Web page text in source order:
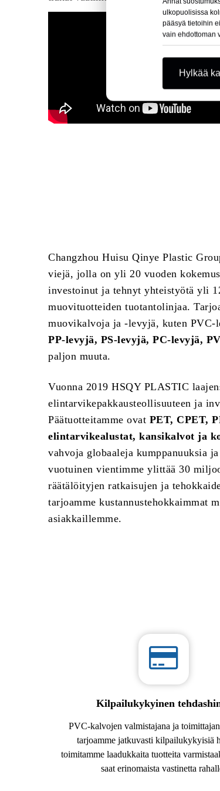
Changzhou Huisu Qinye Plastic
viejä, jolla on yli 20 vuoden
investoinut ja tehnyt yhteistyötä yli
muovituotteiden tuotantolinjaa.
muovikalvoja ja -levyjä, kuten PVC-
PP-levyjä, PS-levyjä, PC-levyjä,
paljon muuta.
Vuonna 2019 HSQY PLASTIC
elintarvikepakkausteollisuuteen ja
Päätuotteitamme ovat PET, CPET,
elintarvikealustat, kansikalvot ja
vahvoja globaaleja kumppanuuksia
vuotuinen vientimme ylittää 30
räätälöityjen ratkaisujen ja
tarjoamme kustannustehokkaimmat
asiakkaillemme.
Kilpailukykyinen
PVC-kalvojen valmistajana ja
tarjoamme jatkuvasti kilpailukykyisiä
toimitamme laadukkaita tuotteita
saat erinomaista vastinetta
ulkopuolisissa
pääsyä tietoihin
vain ehdottoman
Hylkää